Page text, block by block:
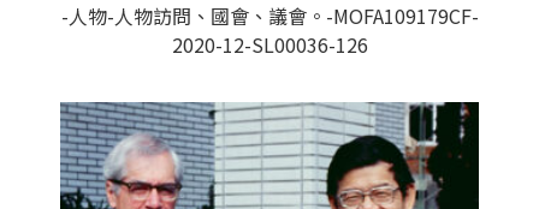
-人物-人物訪問、國會、議會。-MOFA109179CF-
2020-12-SL00036-126